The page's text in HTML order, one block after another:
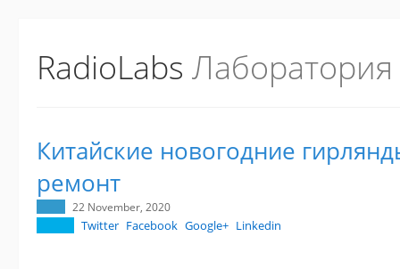
RadioLabs
Китайские новогодние
ремонт
22 November, 2020
Twitter Facebook Google+ Linkedin